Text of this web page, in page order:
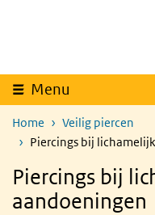
Overslaan en naar de
Menu
Home
Veilig piercen
Piercings bij
Piercings bij
aandoeningen